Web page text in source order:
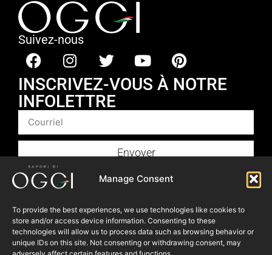
Manage Consent
To provide the best experiences, we use technologies like cookies to
store and/or access device information. Consenting to these
technologies will allow us to process data such as browsing behavior or
unique IDs on this site. Not consenting or withdrawing consent, may
Suivez-nous
INSCRIVEZ-VOUS À NOTRE
INFOLETTRE
Envoyer
Produits
Recettes​
Articles
Blogue